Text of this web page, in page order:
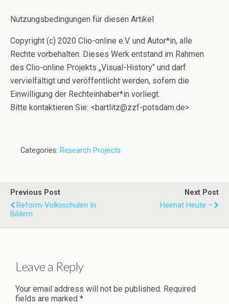
Nutzungsbedingungen für diesen Artikel
Copyright (c) 2020 Clio-online e.V. und Autor*in, alle
Rechte vorbehalten. Dieses Werk entstand im Rahmen
des Clio-online Projekts „Visual-History“ und darf
vervielfältigt und veröffentlicht werden, sofern die
Einwilligung der Rechteinhaber*in vorliegt.
Bitte kontaktieren Sie: <bartlitz@zzf-potsdam.de>
Categories: Research Projects
Previous Post
Reform-Volksschulen In
Bildern
Next Post
Heimat Heute –
Leave a Reply
Your email address will not be published. Required
fields are marked *